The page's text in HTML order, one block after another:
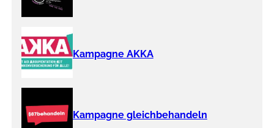
Kampagne AKKA
Kampagne gleichbehandeln